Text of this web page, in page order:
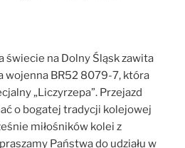
świecie na Dolny Śląsk zawita
wojenna BR52 8079-7, która
„Liczyrzepa”. Przejazd
o bogatej tradycji kolejowej
miłośników kolei z
Państwa do udziału w